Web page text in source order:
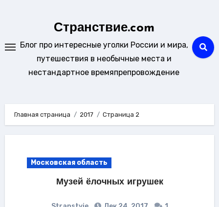
Странствие.com
Блог про интересные уголки России и мира,
путешествия в необычные места и
нестандартное времяпрепровождение
Главная страница 2017 Страница 2
Московская область
Музей ёлочных игрушек